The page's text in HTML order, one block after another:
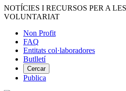
Vés
al
NOTÍCIES I RECURSOS PER A
VOLUNTARIAT
Menú
del
compte
d'usuari
Non Profit
FAQ
Entitats col·laboradores
Butlletí
Cercar
Publica